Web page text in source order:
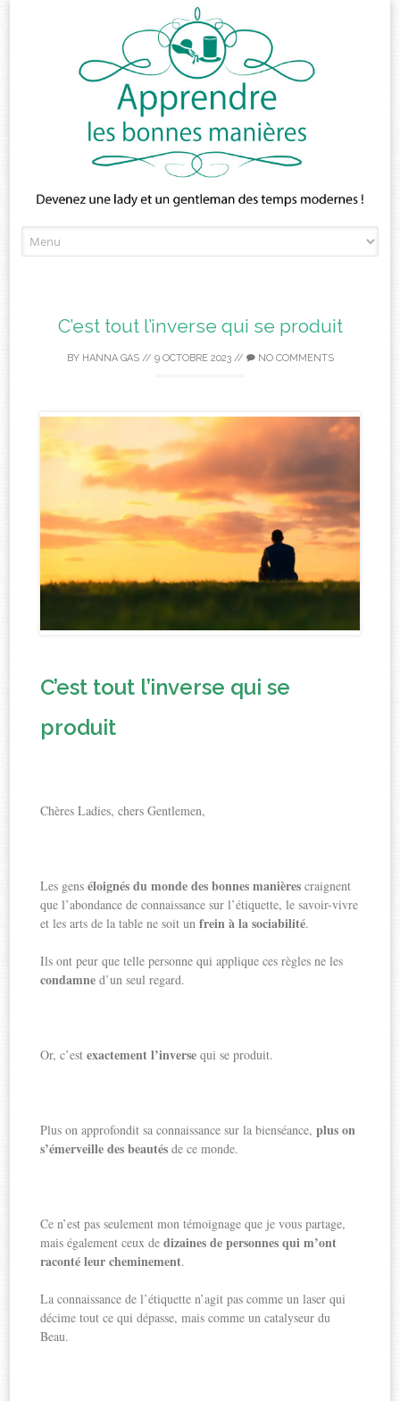
to
C’est tout l’inverse qui se produit
BY HANNA GAS// 9 OCTOBRE 2023// NO COMMENTS
C’est tout l’inverse qui se
produit
Chères Ladies, chers Gentlemen,
Les genséloignés du monde des bonnes manières craignent
que l’abondance de connaissance sur l’étiquette, le savoir-vivre
et les arts de la table ne soit unfrein à la sociabilité.
Ils ont peur que telle personne qui applique ces règles ne les
condamne d’un seul regard.
Or, c’estexactement l’inverse qui se produit.
Plus on approfondit sa connaissance sur la bienséance,plus on
s’émerveille des beautés de ce monde.
Ce n’est pas seulement mon témoignage que je vous partage,
mais également ceux dedizaines de personnes qui m’ont
raconté leur cheminement.
La connaissance de l’étiquette n’agit pas comme un laser qui
décime tout ce qui dépasse, mais comme un catalyseur du
Beau.